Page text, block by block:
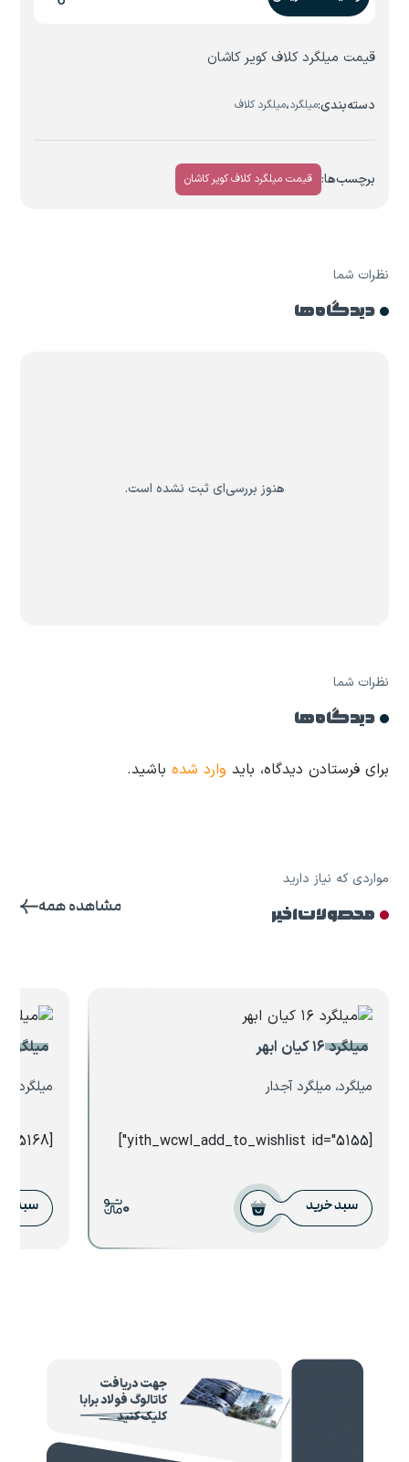
قیمت میلگرد کلاف کویر کاشان
دسته‌بندی:میلگرد،میلگرد کلاف
برچسب‌ها: قیمت میلگرد کلاف کویر کاشان
نظرات شما
دیدگاه ها
هنوز بررسی‌ای ثبت نشده است.
نظرات شما
دیدگاه ها
برای فرستادن دیدگاه، باید وارد شده باشید.
مواردی که نیاز دارید
محصولات اخیر مشاهده همه
میلگرد ۱۶ کیان ابهر
میلگرد، میلگرد آجدار
[yith_wcwl_add_to_wishlist id="5155"]
سبد خرید 0
میلگرد کلاف
میلگرد،
[yith_wcwl_add_to_wishlist id="5168"]
سبد
جهت دریافت
کاتالوگ فولاد برابا
کلیک کنید